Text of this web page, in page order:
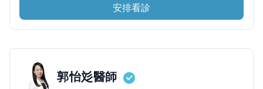
安排看診
郭怡彣醫師